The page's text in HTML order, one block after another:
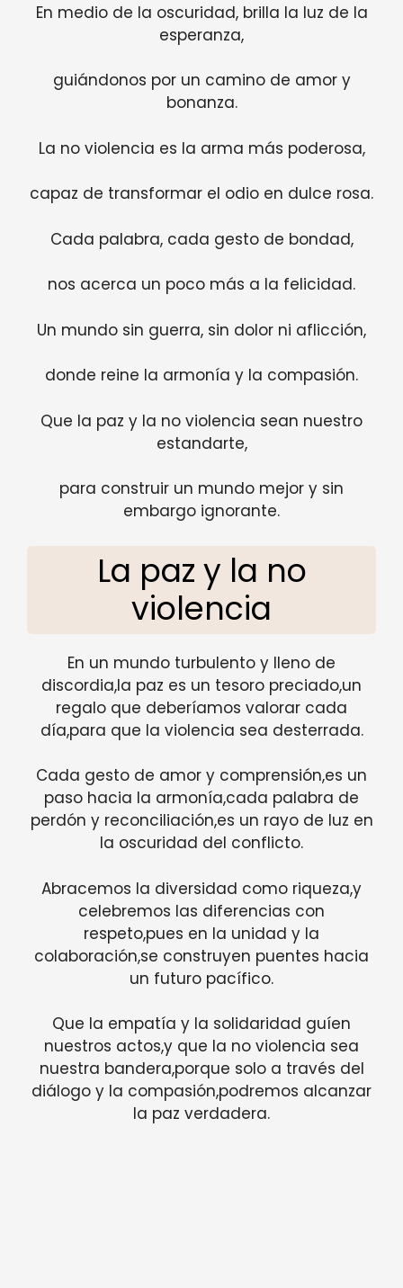
En medio de la oscuridad, brilla la luz de la
esperanza,
guiándonos por un camino de amor y
bonanza.
La no violencia es la arma más poderosa,
capaz de transformar el odio en dulce rosa.
Cada palabra, cada gesto de bondad,
nos acerca un poco más a la felicidad.
Un mundo sin guerra, sin dolor ni aflicción,
donde reine la armonía y la compasión.
Que la paz y la no violencia sean nuestro
estandarte,
para construir un mundo mejor y sin
embargo ignorante.
La paz y la no
violencia
En un mundo turbulento y lleno de
discordia,la paz es un tesoro preciado,un
regalo que deberíamos valorar cada
día,para que la violencia sea desterrada.
Cada gesto de amor y comprensión,es un
paso hacia la armonía,cada palabra de
perdón y reconciliación,es un rayo de luz en
la oscuridad del conflicto.
Abracemos la diversidad como riqueza,y
celebremos las diferencias con
respeto,pues en la unidad y la
colaboración,se construyen puentes hacia
un futuro pacífico.
Que la empatía y la solidaridad guíen
nuestros actos,y que la no violencia sea
nuestra bandera,porque solo a través del
diálogo y la compasión,podremos alcanzar
la paz verdadera.